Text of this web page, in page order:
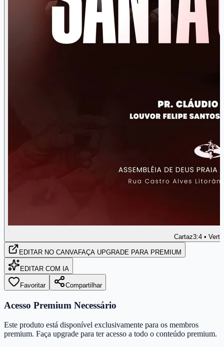
Cartaz3:4 •
EDITAR NO CANVAFAÇA UPGRADE PARA PREMIUM
EDITAR COM IA
Favoritar Compartilhar
Acesso Premium Necessário
Este produto está disponível exclusivamente para os membros
premium. Faça upgrade para ter acesso a todo o conteúdo premium.